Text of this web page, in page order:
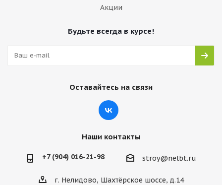
Акции
Будьте всегда в курсе!
Оставайтесь на связи
Наши контакты
+7 (904) 016-21-98 stroy@nelbt.ru
г. Нелидово, Шахтёрское шоссе, д.14